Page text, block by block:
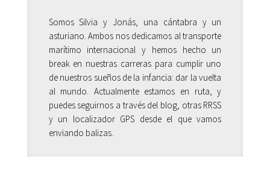
Somos Silvia y Jonás, una cántabra y un
asturiano. Ambos nos dedicamos al transporte
marítimo internacional y hemos hecho un
break en nuestras carreras para cumplir uno
de nuestros sueños de la infancia: dar la vuelta
al mundo. Actualmente estamos en ruta, y
puedes seguirnos a través del blog, otras RRSS
y un localizador GPS desde el que vamos
enviando balizas.